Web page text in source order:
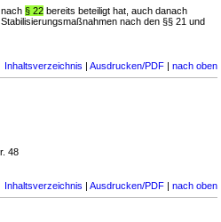
§ 22 bereits beteiligt hat, auch danach
nach den §§ 21 und
Inhaltsverzeichnis | Ausdrucken/PDF | nach oben
48
Inhaltsverzeichnis | Ausdrucken/PDF | nach oben